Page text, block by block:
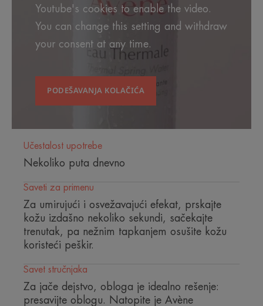
Već 30 godina se preporučuje za
umirenje i najosetljivije kože.
TEKSTURA
Youtube's cookies to enable the video.
You can change this setting and withdraw
your consent at any time.
PODEŠAVANJA KOLAČIĆA
Učestalost upotrebe
Nekoliko puta dnevno
Saveti za primenu
Za umirujući i osvežavajući efekat, prskajte
kožu izdašno nekoliko sekundi, sačekajte
trenutak, pa nežnim tapkanjem osušite kožu
koristeći peškir.
Savet stručnjaka
Za jače dejstvo, obloga je idealno rešenje:
presavijte oblogu. Natopite je Avène